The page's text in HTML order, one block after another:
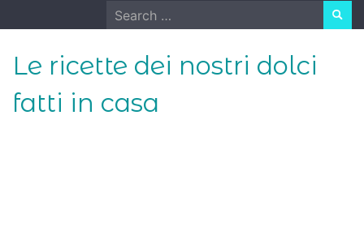
to
Search
for:
Le ricette dei nostri dolci
fatti in casa